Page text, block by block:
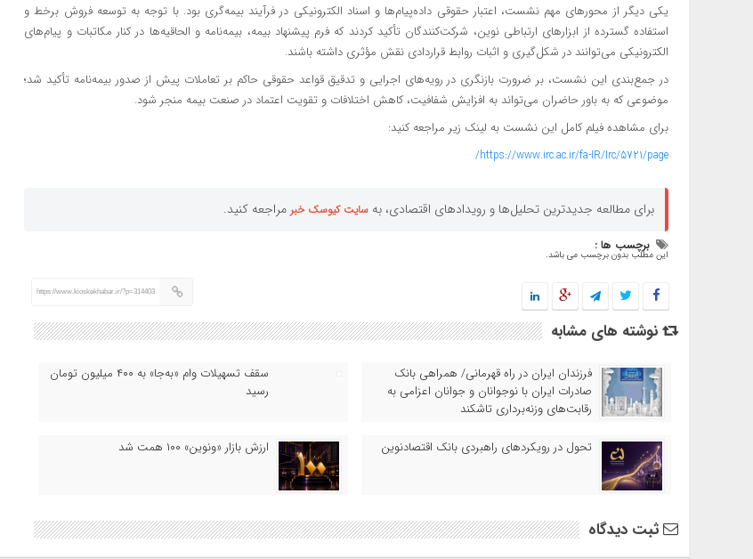
یکی دیگر از محورهای مهم نشست، اعتبار حقوقی داده‌پیام‌ها و اسناد الکترونیکی در فرآیند بیمه‌گری بود. با توجه به توسعه فروش برخط و
استفاده گسترده از ابزارهای ارتباطی نوین، شرکت‌کنندگان تأکید کردند که فرم پیشنهاد بیمه، بیمه‌نامه و الحاقیه‌ها در کنار مکاتبات و پیام‌های
الکترونیکی می‌توانند در شکل‌گیری و اثبات روابط قراردادی نقش مؤثری داشته باشند.
در جمع‌بندی این نشست، بر ضرورت بازنگری در رویه‌های اجرایی و تدقیق قواعد حقوقی حاکم بر تعاملات پیش از صدور بیمه‌نامه تأکید شد؛
موضوعی که به باور حاضران می‌تواند به افزایش شفافیت، کاهش اختلافات و تقویت اعتماد در صنعت بیمه منجر شود.
برای مشاهده فیلم کامل این نشست به لینک زیر مراجعه کنید:
https://www.irc.ac.ir/fa-IR/Irc/5721/page/
برای مطالعه جدیدترین تحلیل‌ها و رویدادهای اقتصادی، به سایت کیوسک خبر مراجعه کنید.
برچسب ها :
این مطلب بدون برچسب می باشد.
https://www.kioskekhabar.ir/?p=314403
نوشته های مشابه
​فرزندان ایران در راه قهرمانی/ همراهی بانک
صادرات ایران با نوجوانان و جوانان اعزامی به
رقابت‌های وزنه‌برداری تاشکند
سقف تسهیلات وام «به‌جا» به ۴۰۰ میلیون تومان
رسید
تحول در رویکردهای راهبردی بانک اقتصادنوین ارزش بازار «ونوین» ۱۰۰ همت شد
ثبت دیدگاه